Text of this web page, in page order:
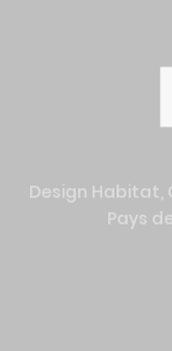
Design
Pays